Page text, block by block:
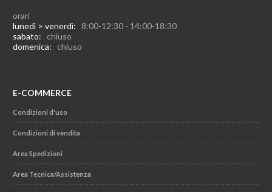
orari
lunedì > venerdì: 8:00-12:30 - 14:00-18:30
sabato: chiuso
domenica: chiuso
E-COMMERCE
Condizioni d'uso
Condizioni di vendita
Area Spedizioni
Area Tecnica/Assistenza